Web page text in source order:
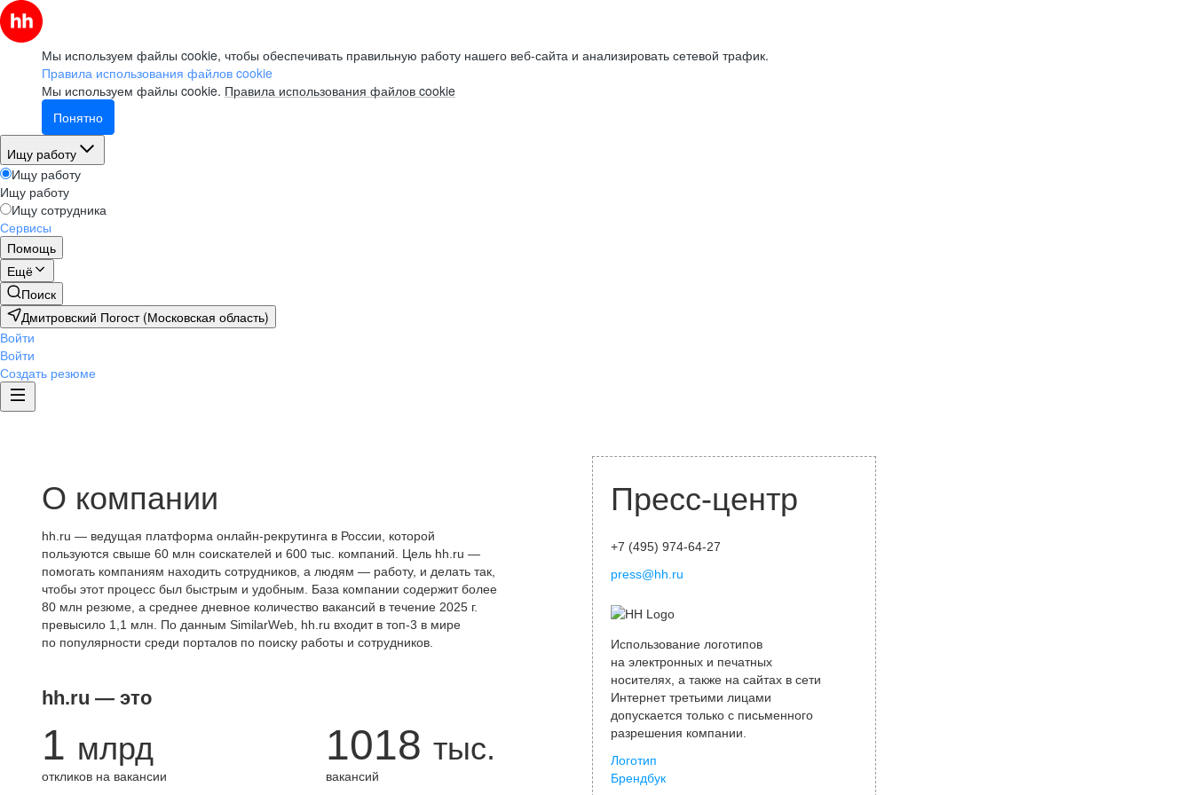
Мы используем файлы cookie, чтобы обеспечивать правильную работу нашего веб-сайта и анализировать сетевой трафик.
Правила использования файлов cookie
Мы используем файлы cookie. Правила использования файлов cookie
Понятно
Ищу работу
Ищу работу
Ищу работу
Ищу сотрудника
Сервисы
Помощь
Ещё
Поиск
Дмитровский Погост (Московская область)
Войти
Войти
Создать резюме
О компании
hh.ru — ведущая платформа онлайн-рекрутинга в России, которой
пользуются свыше 60 млн соискателей и 600 тыс. компаний. Цель hh.ru —
помогать компаниям находить сотрудников, а людям — работу, и делать так,
чтобы этот процесс был быстрым и удобным. База компании содержит более
80 млн резюме, а среднее дневное количество вакансий в течение 2025 г.
превысило 1,1 млн. По данным SimilarWeb, hh.ru входит в топ-3 в мире
по популярности среди порталов по поиску работы и сотрудников.
hh.ru — это
1 млрд
откликов на вакансии
1018 тыс.
вакансий
Пресс-центр
+7 (495) 974-64-27
press@hh.ru
Использование логотипов
на электронных и печатных
носителях, а также на сайтах в сети
Интернет третьими лицами
допускается только с письменного
разрешения компании.
Логотип
Брендбук